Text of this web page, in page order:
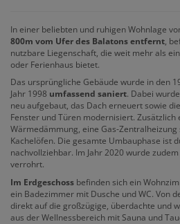
In einer beliebten und ruhigen Wohnlage
800m vom Ufer des Balatons entfernt,
nutzbare Liegenschaft, die weit mehr als
oder Ferienhaus bietet.
Das ursprüngliche Gebäude wurde in den
Jahr 1998 umfassend saniert. Dabei
neu aufgebaut, das Dach erneuert sowie
Fenster und Türen modernisiert. Zusätzlich
Wärmedämmung, eine Gas-
Kachelöfen. Die gesamte Umbauphase ist
nachvollziehbar. Im Jahr 2020 wurde
verrohrt.
Im Erdgeschoss befinden sich ein
ein Badezimmer mit Dusche und WC. Von
direkt auf die großzügige, überdachte und
aus der Wellnessbereich mit Sauna und